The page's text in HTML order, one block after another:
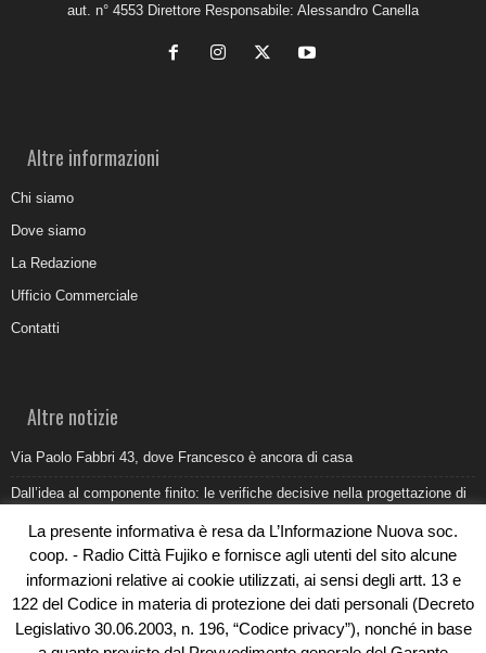
aut. n° 4553 Direttore Responsabile: Alessandro Canella
Altre informazioni
Chi siamo
Dove siamo
La Redazione
Ufficio Commerciale
Contatti
Altre notizie
Via Paolo Fabbri 43, dove Francesco è ancora di casa
Dall’idea al componente finito: le verifiche decisive nella progettazione di
Belvedere Marittimo e il report ARPACAL 2026 sulla qualità del mare
Come organizzare e allestire una camera ardente per l’ultimo saluto
Umidità di risalita in casa, come riconoscere i segnali veri
La presente informativa è resa da L’Informazione Nuova soc.
coop. - Radio Città Fujiko e fornisce agli utenti del sito alcune
informazioni relative ai cookie utilizzati, ai sensi degli artt. 13 e
122 del Codice in materia di protezione dei dati personali (Decreto
Legislativo 30.06.2003, n. 196, “Codice privacy”), nonché in base